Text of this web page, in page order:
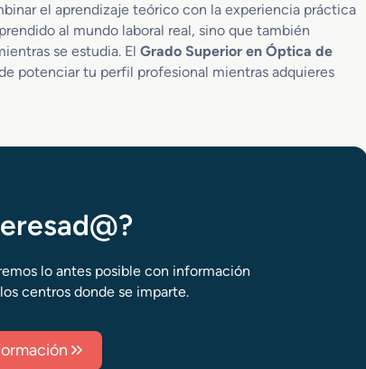
el aprendizaje teórico con la experiencia práctica
al mundo laboral real, sino que también
se estudia. El Grado Superior en Óptica de
potenciar tu perfil profesional mientras adquieres
lo antes posible con información
centros donde se imparte.